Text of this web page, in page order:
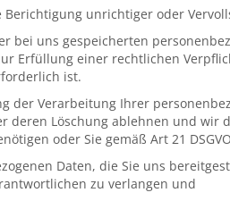
Berichtigung unrichtiger oder
bei uns gespeicherten
Erfüllung einer rechtlichen
ist.
der Verarbeitung Ihrer
deren Löschung ablehnen und
oder Sie gemäß Art 21
Daten, die Sie uns
zu verlangen und